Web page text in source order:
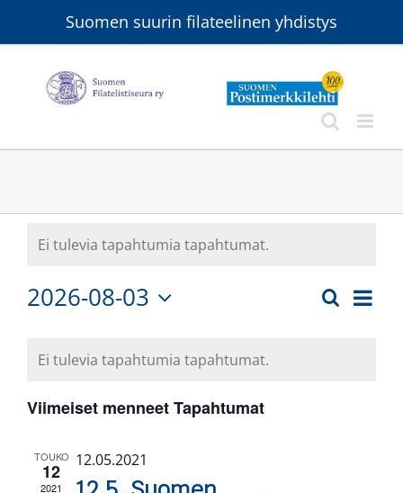
Suomen suurin filateelinen yhdistys
Ei tulevia tapahtumia tapahtumat.
Etsi
2026-08-03
päivä.
Kalenteri
Tapahtumat
Ei tulevia tapahtumia tapahtumat.
Viimeiset menneet Tapahtumat
TOUKO
12
2021
12.05.2021